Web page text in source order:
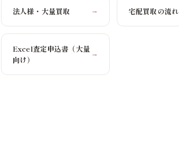
法人様・大量買取 → 宅配買取の流れ
Excel査定申込書（大量
向け）
→